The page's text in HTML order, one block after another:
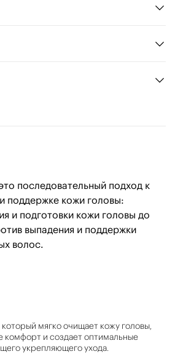
последовательный подход к
поддержке кожи головы:
и подготовки кожи головы до
выпадения и поддержки
волос.
мягко очищает кожу головы,
комфорт и создает оптимальные
укрепляющего ухода.